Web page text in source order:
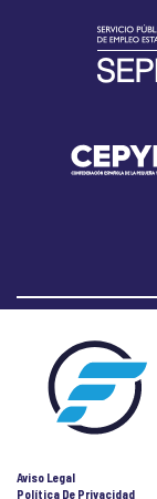
Aviso Legal
Política De Privacidad